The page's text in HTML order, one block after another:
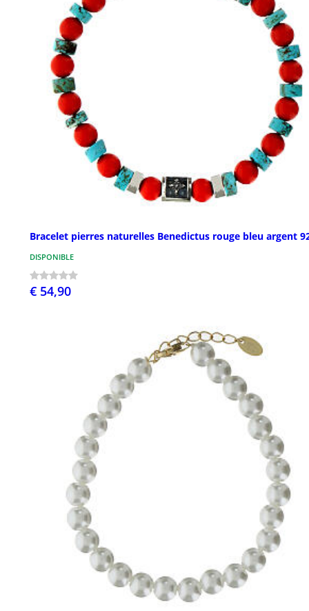
Bracelet pierres naturelles Benedictus rouge bleu argent
DISPONIBLE
€ 54,90